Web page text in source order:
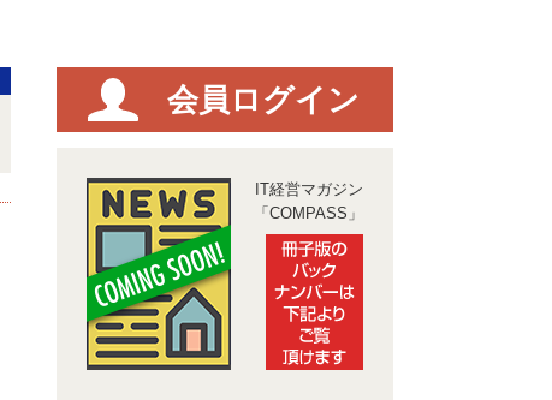
会員ログイン
IT経営マガジン
「COMPASS」